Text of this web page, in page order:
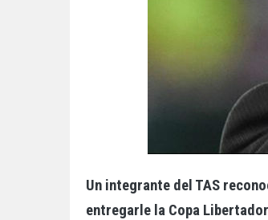
Un integrante del TAS
entregarle la Copa